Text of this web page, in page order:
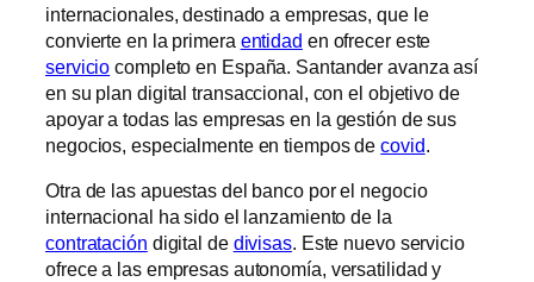
internacionales, destinado a empresas, que le
convierte en la primera entidad en ofrecer este
servicio completo en España. Santander avanza así
en su plan digital transaccional, con el objetivo de
apoyar a todas las empresas en la gestión de sus
negocios, especialmente en tiempos decovid.
Otra de las apuestas del banco por el negocio
internacional ha sido el lanzamiento de la
contratación digital de divisas. Este nuevo servicio
ofrece a las empresas autonomía, versatilidad y